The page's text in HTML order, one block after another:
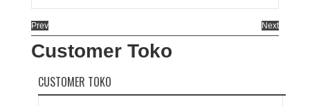
Prev Next
Customer Toko
CUSTOMER TOKO